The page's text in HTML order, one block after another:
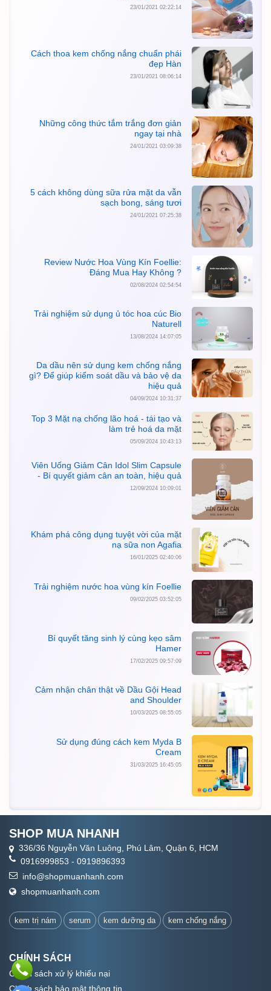
23/01/2021 02:22:14
Cách thoa kem chống nắng chuẩn phái
đẹp Hàn
23/01/2021 08:06:14
Những công thức tắm trắng đơn giản
ngay tại nhà
24/01/2021 03:09:38
5 cách không dùng sữa rửa mặt da vẫn
sạch bong, sáng tươi
24/01/2021 07:25:38
Review Nước Hoa Vùng Kín Foellie:
Đáng Mua Hay Không ?
02/08/2024 02:54:54
Trải nghiệm sử dụng ủ tóc hoa cúc Bio
Naturell
13/08/2024 14:07:05
Da dầu nên sử dụng kem chống nắng
gì? Để giúp kiểm soát dầu và bảo vệ da
hiệu quả
04/09/2024 10:31:37
Top 3 Mặt nạ chống lão hoá - tái tạo và
làm trẻ hoá da mặt
05/09/2024 10:43:13
Viên Uống Giảm Cân Idol Slim Capsule
- Bí quyết giảm cân an toàn, hiệu quả
12/09/2024 10:09:01
Khám phá công dụng tuyệt vời của mặt
nạ sữa non Agafia
16/01/2025 02:40:06
Trải nghiệm nước hoa vùng kín Foellie
09/02/2025 03:52:05
Bí quyết tăng sinh lý cùng kẹo sâm
Hamer
17/02/2025 09:57:09
Cảm nhận chân thật về Dầu Gội Head
and Shoulder
10/03/2025 08:55:05
Sử dụng đúng cách kem Myda B
Cream
31/03/2025 16:45:05
SHOP MUA NHANH
336/36 Nguyễn Văn Luông, Phú Lâm, Quận 6, HCM
0916999853 - 0919896393
info@shopmuanhanh.com
shopmuanhanh.com
kem trị nám serum kem dưỡng da kem chống nắng
CHÍNH SÁCH
Chính sách xử lý khiếu nại
Chính sách bảo mật thông tin